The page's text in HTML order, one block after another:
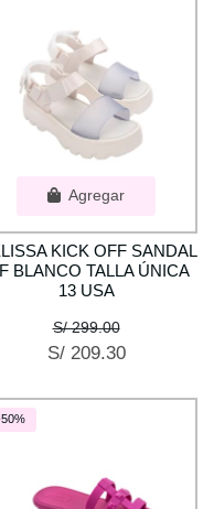
Agregar
KICK OFF SANDAL
BLANCO TALLA ÚNICA
13 USA
S/ 299.00
S/ 209.30